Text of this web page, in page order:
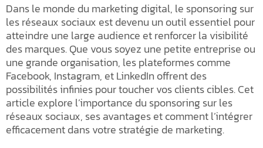
Dans le monde du marketing digital, le sponsoring sur
les réseaux sociaux est devenu un outil essentiel pour
atteindre une large audience et renforcer la visibilité
des marques. Que vous soyez une petite entreprise ou
une grande organisation, les plateformes comme
Facebook, Instagram, et LinkedIn offrent des
possibilités infinies pour toucher vos clients cibles. Cet
article explore l’importance du sponsoring sur les
réseaux sociaux, ses avantages et comment l’intégrer
efficacement dans votre stratégie de marketing.